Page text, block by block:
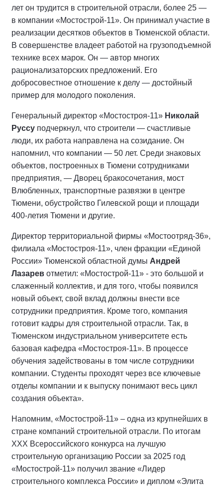
лет он трудится в строительной отрасли, более 25 —
в компании «Мостострой-11». Он принимал участие в
реализации десятков объектов в Тюменской области.
В совершенстве владеет работой на грузоподъемной
технике всех марок. Он — автор многих
рационализаторских предложений. Его
добросовестное отношение к делу — достойный
пример для молодого поколения.
Генеральный директор «Мостостроя-11» Николай
Руссу подчеркнул, что строители — счастливые
люди, их работа направлена на созидание. Он
напомнил, что компании — 50 лет. Среди знаковых
объектов, построенных в Тюмени сотрудниками
предприятия, — Дворец бракосочетания, мост
Влюбленных, транспортные развязки в центре
Тюмени, обустройство Гилевской рощи и площади
400-летия Тюмени и другие.
Директор территориальной фирмы «Мостоотряд-36»,
филиала «Мостостроя-11», член фракции «Единой
России» Тюменской областной думы Андрей
Лазарев отметил: «Мостострой-11» - это большой и
слаженный коллектив, и для того, чтобы появился
новый объект, свой вклад должны внести все
сотрудники предприятия. Кроме того, компания
готовит кадры для строительной отрасли. Так, в
Тюменском индустриальном университете есть
базовая кафедра «Мостостроя-11». В процессе
обучения задействованы в том числе сотрудники
компании. Студенты проходят через все ключевые
отделы компании и к выпуску понимают весь цикл
создания объекта».
Напомним, «Мостострой-11» – одна из крупнейших в
стране компаний строительной отрасли. По итогам
XXX Всероссийского конкурса на лучшую
строительную организацию России за 2025 год
«Мостострой-11» получил звание «Лидер
строительного комплекса России» и диплом «Элита